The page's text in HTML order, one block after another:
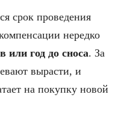
срок проведения
нередко
или год до сноса. За
вырасти, и
на покупку новой